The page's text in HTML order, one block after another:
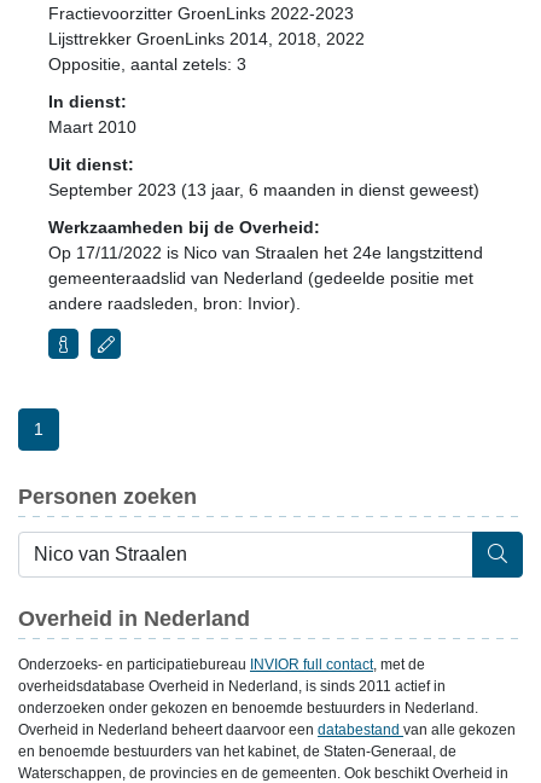
Fractievoorzitter GroenLinks 2022-2023
Lijsttrekker GroenLinks 2014, 2018, 2022
Oppositie , aantal zetels: 3
In dienst:
Maart 2010
Uit dienst:
September 2023 (13 jaar, 6 maanden in dienst geweest)
Werkzaamheden bij de Overheid:
Op 17/11/2022 is Nico van Straalen het 24e langstzittend
gemeenteraadslid van Nederland (gedeelde positie met
andere raadsleden, bron: Invior).
1
Personen zoeken
Overheid in Nederland
Onderzoeks- en participatiebureau INVIOR full contact, met de
overheidsdatabase Overheid in Nederland, is sinds 2011 actief in
onderzoeken onder gekozen en benoemde bestuurders in Nederland.
Overheid in Nederland beheert daarvoor een databestand van alle gekozen
en benoemde bestuurders van het kabinet, de Staten-Generaal, de
Waterschappen, de provincies en de gemeenten. Ook beschikt Overheid in